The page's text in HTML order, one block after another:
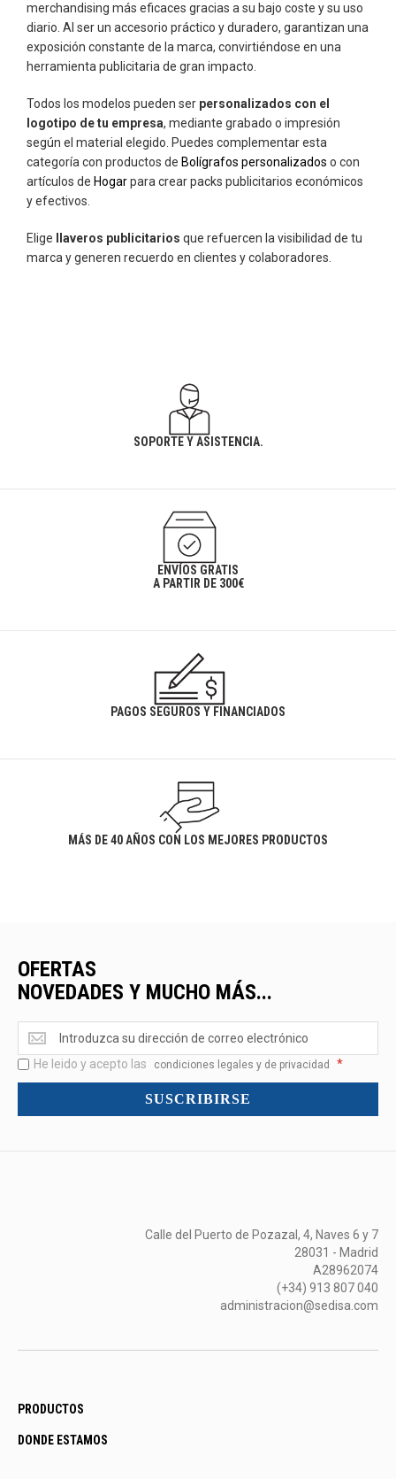
merchandising más eficaces gracias a su bajo coste y su uso
diario. Al ser un accesorio práctico y duradero, garantizan una
exposición constante de la marca, convirtiéndose en una
herramienta publicitaria de gran impacto.
Todos los modelos pueden ser personalizados con el
logotipo de tu empresa, mediante grabado o impresión
según el material elegido. Puedes complementar esta
categoría con productos de Bolígrafos personalizados o con
artículos de Hogarpara crear packs publicitarios económicos
y efectivos.
Elige llaveros publicitarios que refuercen la visibilidad de tu
marca y generen recuerdo en clientes y colaboradores.
SOPORTE Y ASISTENCIA.
ENVÍOS GRATIS
A PARTIR DE 300€
PAGOS SEGUROS Y FINANCIADOS
MÁS DE 40 AÑOS CON LOS MEJORES PRODUCTOS
OFERTAS
NOVEDADES Y MUCHO MÁS...
Ofertas
<br>Novedades
y
mucho
He leido y acepto las condiciones legales y de privacidad *
SUSCRIBIRSE
Calle del Puerto de Pozazal, 4, Naves 6 y 7
28031 - Madrid
A28962074
(+34) 913 807 040
administracion@sedisa.com
PRODUCTOS
DONDE ESTAMOS